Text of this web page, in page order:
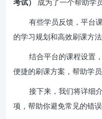
有些学员反馈，平台
的学习规划和高效刷课方
结合平台的课程设置
便捷的刷课方案，帮助学
接下来，我们将详细
项，帮助你避免常见的错误